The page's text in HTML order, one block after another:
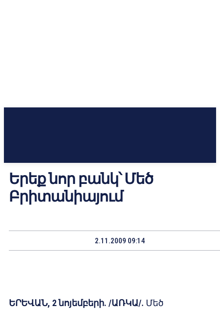
Երեք նոր բանկ՝ Մեծ
Բրիտանիայում
2.11.2009 09:14
ԵՐԵՎԱՆ, 2 նոյեմբերի. /ԱՌԿԱ/. Մեծ